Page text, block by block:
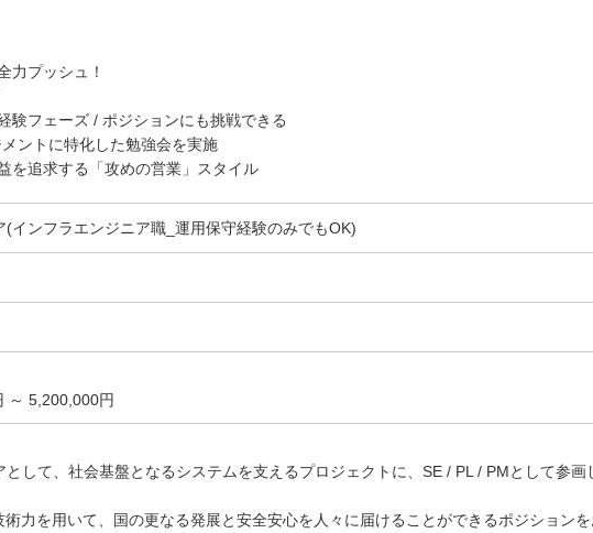
力プッシュ！
験フェーズ / ポジションにも挑戦できる
ントに特化した勉強会を実施
を追求する「攻めの営業」スタイル
(インフラエンジニア職_運用保守経験のみでもOK)
5,200,000円
として、社会基盤となるシステムを支えるプロジェクトに、SE / PL / PMとして参画
力を用いて、国の更なる発展と安全安心を人々に届けることができるポジション